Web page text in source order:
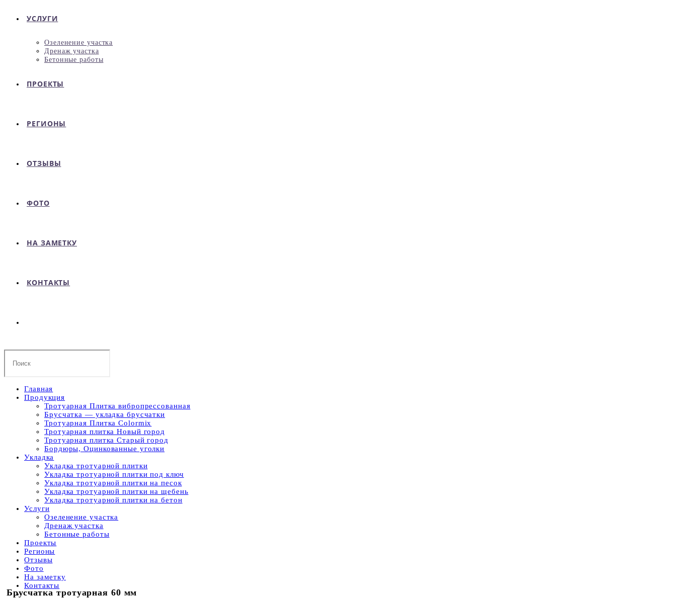
УСЛУГИ
Озеленение участка
Дренаж участка
Бетонные работы
ПРОЕКТЫ
РЕГИОНЫ
ОТЗЫВЫ
ФОТО
НА ЗАМЕТКУ
КОНТАКТЫ
Поиск
Главная
Продукция
Тротуарная Плитка вибропрессованная
Брусчатка — укладка брусчатки
Тротуарная Плитка Colormix
Тротуарная плитка Новый город
Тротуарная плитка Старый город
Бордюры, Оцинкованные уголки
Укладка
Укладка тротуарной плитки
Укладка тротуарной плитки под ключ
Укладка тротуарной плитки на песок
Укладка тротуарной плитки на щебень
Укладка тротуарной плитки на бетон
Услуги
Озеленение участка
Дренаж участка
Бетонные работы
Проекты
Регионы
Отзывы
Фото
На заметку
Контакты
Брусчатка тротуарная 60 мм